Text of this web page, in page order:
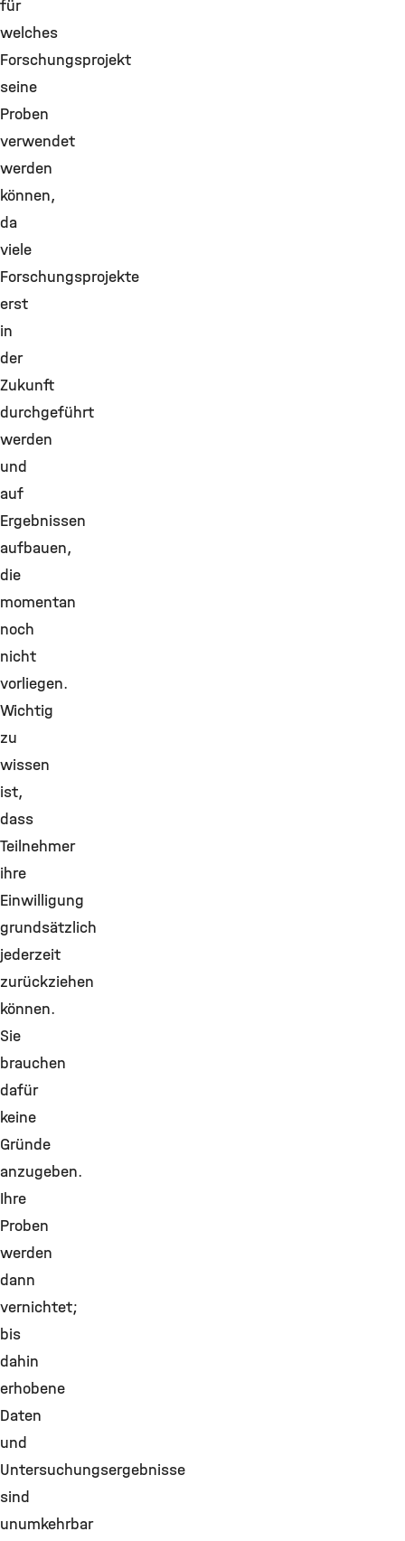
für
welches
Forschungsprojekt
seine
Proben
verwendet
werden
können,
da
viele
Forschungsprojekte
erst
in
der
Zukunft
durchgeführt
werden
und
auf
Ergebnissen
aufbauen,
die
momentan
noch
nicht
vorliegen.
Wichtig
zu
wissen
ist,
dass
Teilnehmer
ihre
Einwilligung
grundsätzlich
jederzeit
zurückziehen
können.
Sie
brauchen
dafür
keine
Gründe
anzugeben.
Ihre
Proben
werden
dann
vernichtet;
bis
dahin
erhobene
Daten
und
Untersuchungsergebnisse
sind
unumkehrbar